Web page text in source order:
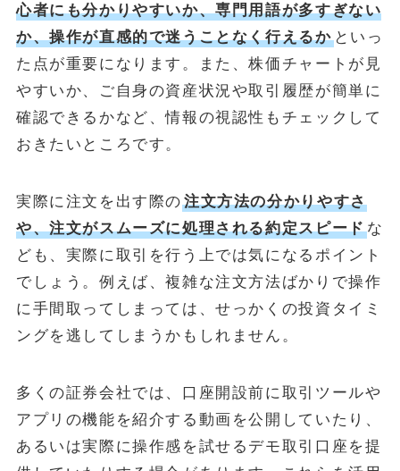
心者にも分かりやすいか、専門用語が多すぎない
か、操作が直感的で迷うことなく行えるかといっ
た点が重要になります。また、株価チャートが見
やすいか、ご自身の資産状況や取引履歴が簡単に
確認できるかなど、情報の視認性もチェックして
おきたいところです。
実際に注文を出す際の注文方法の分かりやすさ
や、注文がスムーズに処理される約定スピードな
ども、実際に取引を行う上では気になるポイント
でしょう。例えば、複雑な注文方法ばかりで操作
に手間取ってしまっては、せっかくの投資タイミ
ングを逃してしまうかもしれません。
多くの証券会社では、口座開設前に取引ツールや
アプリの機能を紹介する動画を公開していたり、
あるいは実際に操作感を試せるデモ取引口座を提